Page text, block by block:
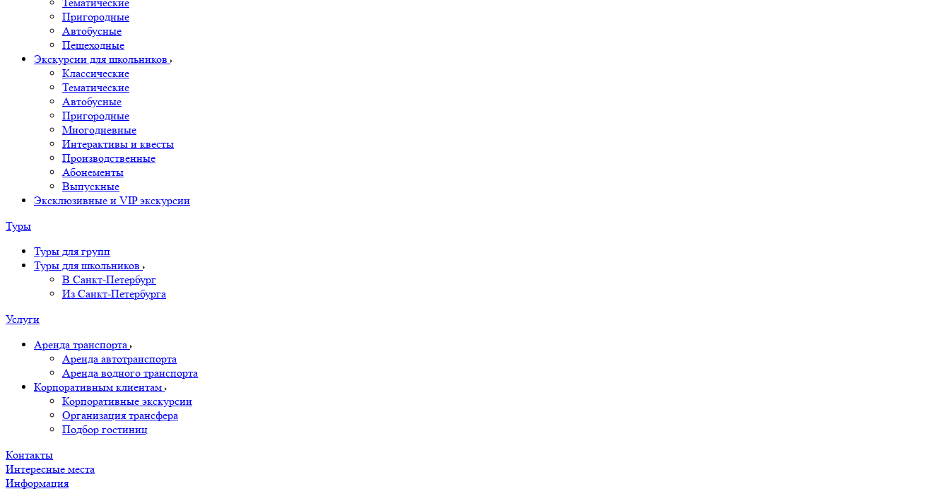
Пригородные
Автобусные
Пешеходные
Экскурсии для школьников
Классические
Тематические
Автобусные
Пригородные
Многодневные
Интерактивы и квесты
Производственные
Абонементы
Выпускные
Эксклюзивные и VIP экскурсии
Туры
Туры для групп
Туры для школьников
В Санкт-Петербург
Из Санкт-Петербурга
Услуги
Аренда транспорта
Аренда автотранспорта
Аренда водного транспорта
Корпоративным клиентам
Корпоративные экскурсии
Организация трансфера
Подбор гостиниц
Контакты
Интересные места
Информация